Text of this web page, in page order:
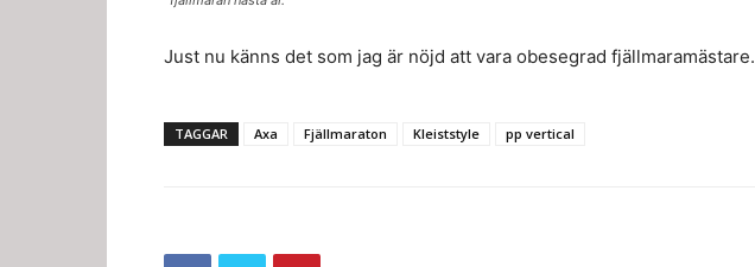
Just nu känns det som jag är nöjd att vara obesegrad fjällmaramästare.
TAGGAR Axa Fjällmaraton Kleiststyle pp vertical